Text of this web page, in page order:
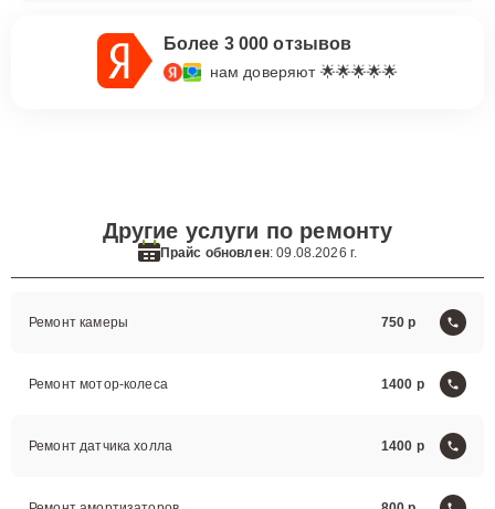
Более 3 000 отзывов
нам доверяют 🌟🌟🌟🌟🌟
Другие услуги по ремонту
Прайс обновлен: 09.08.2026 г.
Ремонт камеры 750
Ремонт мотор-колеса 1400
Ремонт датчика холла 1400